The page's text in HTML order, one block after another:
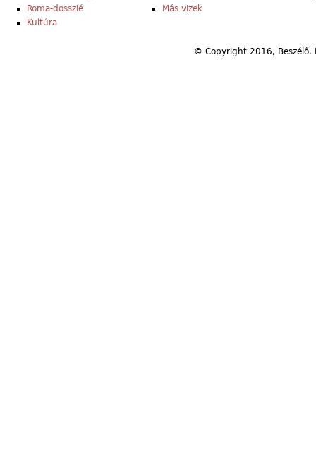
Roma-dosszié
Kultúra
Más vizek
© Copyright 2016,